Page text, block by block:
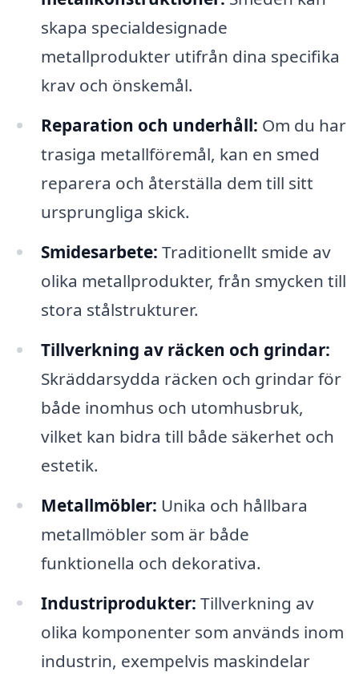
skapa specialdesignade
metallprodukter utifrån dina specifika
krav och önskemål.
Reparation och underhåll: Om du har
trasiga metallföremål, kan en smed
reparera och återställa dem till sitt
ursprungliga skick.
Smidesarbete: Traditionellt smide av
olika metallprodukter, från smycken till
stora stålstrukturer.
Tillverkning av räcken och grindar:
Skräddarsydda räcken och grindar för
både inomhus och utomhusbruk,
vilket kan bidra till både säkerhet och
estetik.
Metallmöbler: Unika och hållbara
metallmöbler som är både
funktionella och dekorativa.
Industriprodukter: Tillverkning av
olika komponenter som används inom
industrin, exempelvis maskindelar